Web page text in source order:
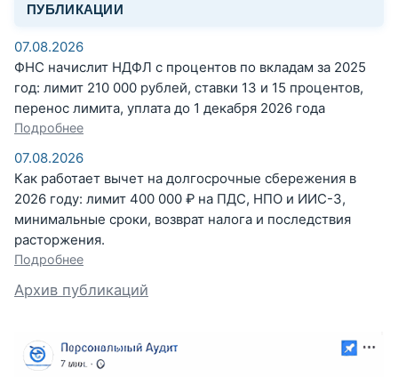
ПУБЛИКАЦИИ
07.08.2026
ФНС начислит НДФЛ с процентов по вкладам за 2025
год: лимит 210 000 рублей, ставки 13 и 15 процентов,
перенос лимита, уплата до 1 декабря 2026 года
Подробнее
07.08.2026
Как работает вычет на долгосрочные сбережения в
2026 году: лимит 400 000 ₽ на ПДС, НПО и ИИС-3,
минимальные сроки, возврат налога и последствия
расторжения.
Подробнее
Архив публикаций